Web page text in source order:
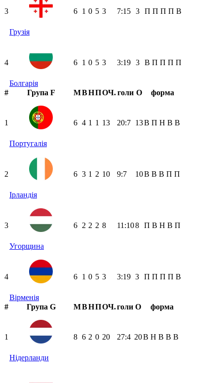
3
Грузія
6 1 0 5 3 7:15 3 П П П П В
4
Болгарія
6 1 0 5 3 3:19 3 В П П П П
# Група F МВНПОЧ.голи О форма
1
Португалія
6 4 1 1 13 20:7 13В П Н В В
2
Ірландія
6 3 1 2 10 9:7 10В В В П П
3
Угорщина
6 2 2 2 8 11:108 П В Н В П
4
Вірменія
6 1 0 5 3 3:19 3 П П П П В
# Група G МВНПОЧ.голи О форма
1
Нідерланди
8 6 2 0 20 27:4 20В Н В В В